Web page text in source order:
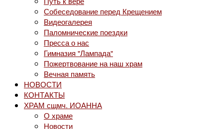
Собеседование перед Крещением
Видеогалерея
Паломнические поездки
Пресса о нас
Гимназия "Лампада"
Пожертвование на наш храм
Вечная память
НОВОСТИ
КОНТАКТЫ
ХРАМ сщмч. ИОАННА
О храме
Новости